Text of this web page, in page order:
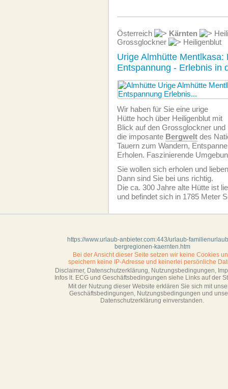
Österreich Kärnten
Grossglockner
Heiligenblut
Urige Almhütte Mentlkasa:
Entspannung - Erlebnis in
Wir haben für Sie eine urige
Hütte hoch über Heiligenblut mit
Blick auf den Grossglockner und
die imposante Bergwelt des
Tauern zum Wandern,
Erholen. Faszinierende
Sie wollen sich erholen und
Dann sind Sie bei uns richtig.
Die ca. 300 Jahre alte Hütte ist
und befindet sich in 1785 Meter
https://www.urlaub-anbieter.com:443/urlaub-
bergregionen-kaernten.htm
Bei der Ansicht dieser Seite setzen wir keine Cookies
speichern keine IP-Adresse und keinerlei persönliche
Disclaimer, Datenschutzerklärung, Nutzungsbedingungen,
Infos lt. ECG und Geschäftsbedingungen siehe Links auf der
Mit der Nutzung dieser Website erklären Sie sich mit
Geschäftsbedin­gungen, Nutzungsbedingungen und
Datenschutzerklärung einverstanden.